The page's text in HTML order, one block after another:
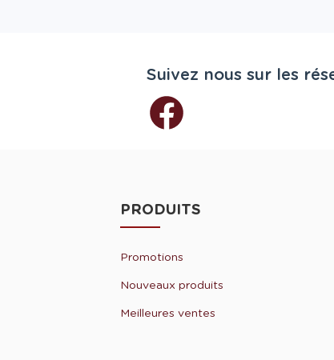
Suivez nous sur les
PRODUITS
Promotions
Nouveaux produits
Meilleures ventes